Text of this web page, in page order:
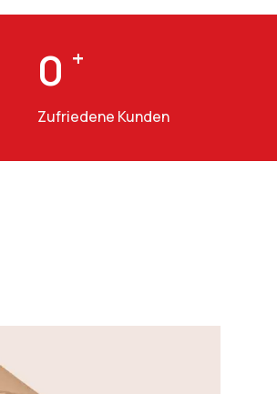
0 +
Zufriedene Kunden